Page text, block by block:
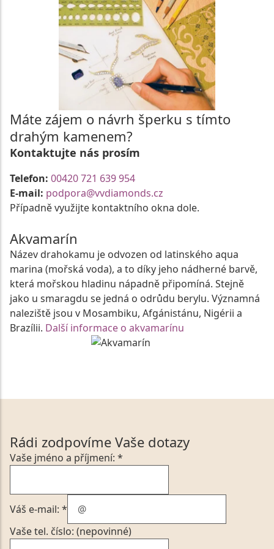
Máte zájem o návrh šperku s tímto
drahým kamenem?
Kontaktujte nás prosím
Telefon: 00420 721 639 954
E-mail: podpora@vvdiamonds.cz
Případně využijte kontaktního okna dole.
Akvamarín
Název drahokamu je odvozen od latinského aqua
marina (mořská voda), a to díky jeho nádherné barvě,
která mořskou hladinu nápadně připomíná. Stejně
jako u smaragdu se jedná o odrůdu berylu. Významná
naleziště jsou v Mosambiku, Afgánistánu, Nigérii a
Brazílii. Další informace o akvamarínu
Rádi zodpovíme Vaše dotazy
Vaše jméno a příjmení: *
Váš e-mail: *
Vaše tel. číslo: (nepovinné)